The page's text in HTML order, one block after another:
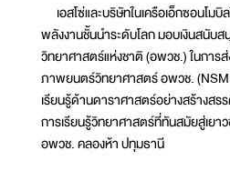
เอสโซ่และบริษัทในเครือเอ็กซอนโมบิ
พลังงานชั้นนำระดับโลก มอบเงินสนั
วิทยาศาสตร์แห่งชาติ (อพวช.) ในการ
ภาพยนตร์วิทยาศาสตร์ อพวช.
เรียนรู้ด้านดาราศาสตร์อย่างสร้างส
การเรียนรู้วิทยาศาสตร์ที่ทันสมัยสู่เยา
อพวช. คลองห้า ปทุมธานี